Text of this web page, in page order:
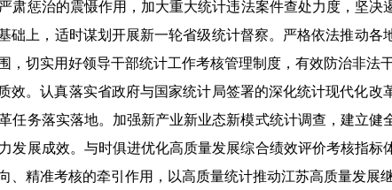
肃惩治的震慑作用，加大重大统计违法案件查处力度，坚决
础上，适时谋划开展新一轮省级统计督察。严格依法推动各
切实用好领导干部统计工作考核管理制度，有效防治非法
效。认真落实省政府与国家统计局签署的深化统计现代化改
任务落实落地。加强新产业新业态新模式统计调查，建立健
发展成效。与时俱进优化高质量发展综合绩效评价考核指标
精准考核的牵引作用，以高质量统计推动江苏高质量发展